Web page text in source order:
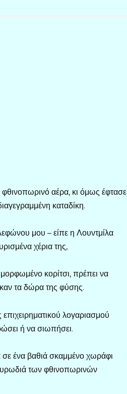
αέρα, κι όμως έφτασε
καταδίκη.
μου – είπε η Λουντμίλα
χέρια της,
κορίτσι, πρέπει να
καν τα δώρα της φύσης.
λογαριασμού
ή να σιωπήσει.
ένα βαθιά σκαμμένο χωράφι
των φθινοπωρινών